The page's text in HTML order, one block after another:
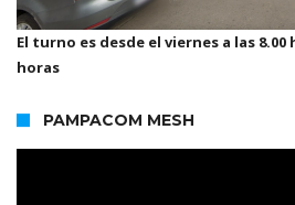
El turno es desde el viernes a las 8.00
horas
PAMPACOM MESH